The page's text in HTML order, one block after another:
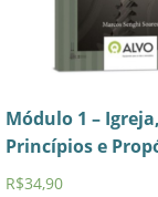
Módulo 1 – Igreja,
Princípios e
R$34,90